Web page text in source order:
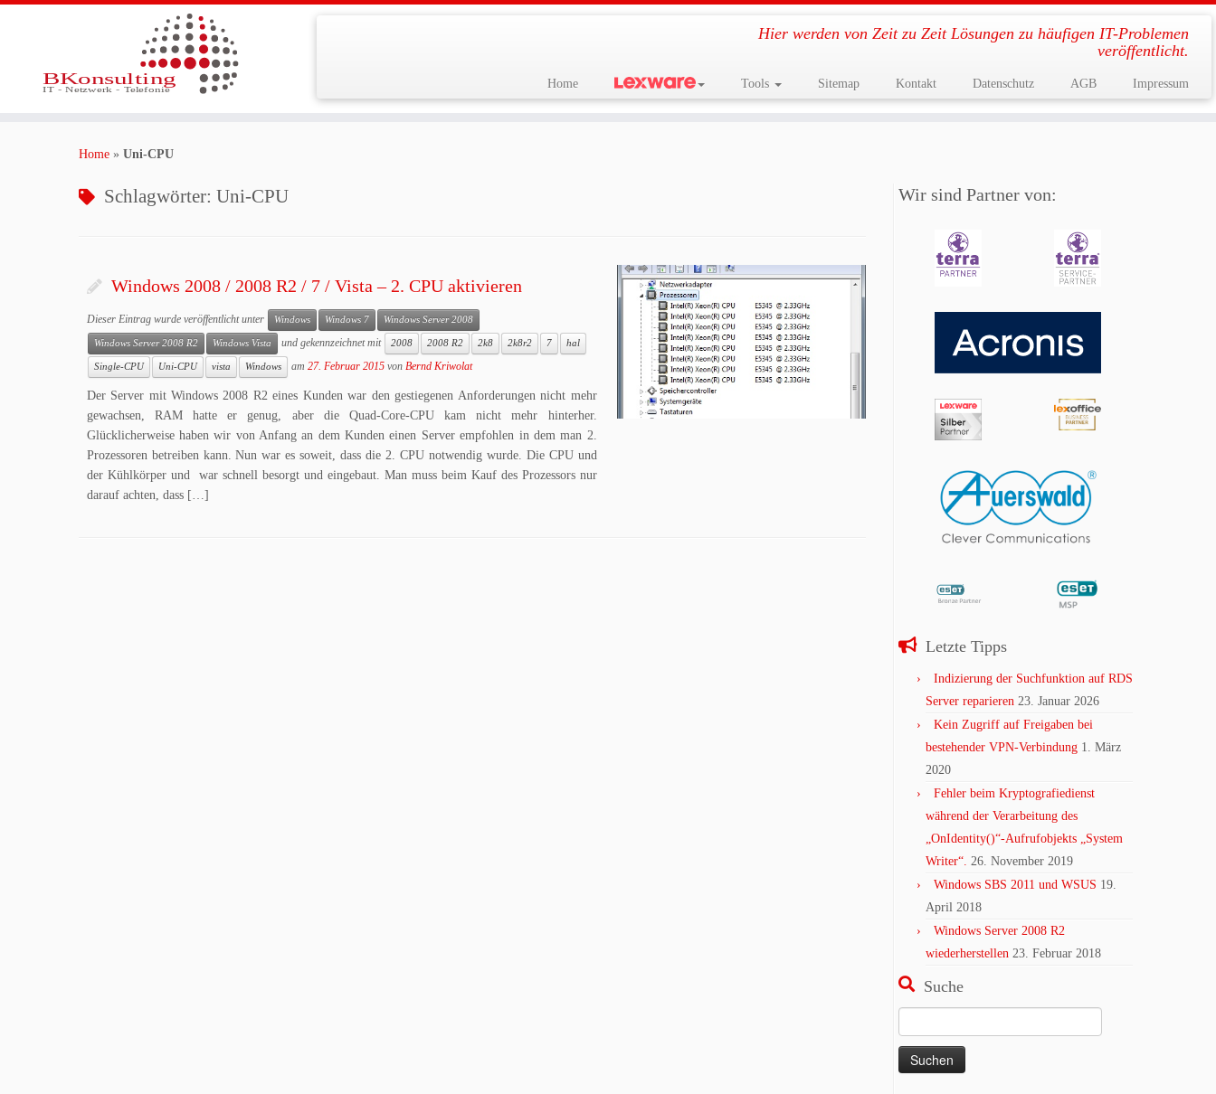
Hier werden von Zeit zu Zeit Lösungen zu häufigen IT-Problemen
veröffentlicht.
Home Tools Sitemap Kontakt Datenschutz AGB Impressum
Home » Uni-CPU
Schlagwörter: Uni-CPU
Windows 2008 / 2008 R2 / 7 / Vista – 2. CPU aktivieren
Dieser Eintrag wurde veröffentlicht unter Windows Windows 7 Windows Server 2008
Windows Server 2008 R2 Windows Vista und gekennzeichnet mit 2008 2008 R2 2k8 2k8r2 7 hal
Single-CPU Uni-CPU vista Windows am 27. Februar 2015 von Bernd Kriwolat
Der Server mit Windows 2008 R2 eines Kunden war den gestiegenen Anforderungen nicht mehr
gewachsen, RAM hatte er genug, aber die Quad-Core-CPU kam nicht mehr hinterher.
Glücklicherweise haben wir von Anfang an dem Kunden einen Server empfohlen in dem man 2.
Prozessoren betreiben kann. Nun war es soweit, dass die 2. CPU notwendig wurde. Die CPU und
der Kühlkörper und war schnell besorgt und eingebaut. Man muss beim Kauf des Prozessors nur
darauf achten, dass […]
Wir sind Partner von:
Letzte Tipps
Indizierung der Suchfunktion auf RDS
Server reparieren 23. Januar 2026
Kein Zugriff auf Freigaben bei
bestehender VPN-Verbindung 1. März
2020
Fehler beim Kryptografiedienst
während der Verarbeitung des
„OnIdentity()“-Aufrufobjekts „System
Writer“. 26. November 2019
Windows SBS 2011 und WSUS 19.
April 2018
Windows Server 2008 R2
wiederherstellen 23. Februar 2018
Suche
nach: